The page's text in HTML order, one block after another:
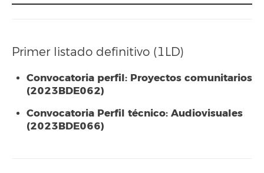
Primer listado definitivo (1LD)
Convocatoria perfil: Proyectos comunitarios
(2023BDE062)
Convocatoria Perfil técnico: Audiovisuales
(2023BDE066)